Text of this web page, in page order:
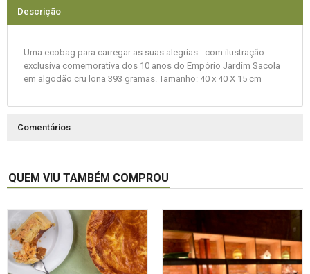
Descrição
Uma ecobag para carregar as suas alegrias - com ilustração
exclusiva comemorativa dos 10 anos do Empório Jardim Sacola
em algodão cru lona 393 gramas. Tamanho: 40 x 40 X 15 cm
Comentários
QUEM VIU TAMBÉM COMPROU